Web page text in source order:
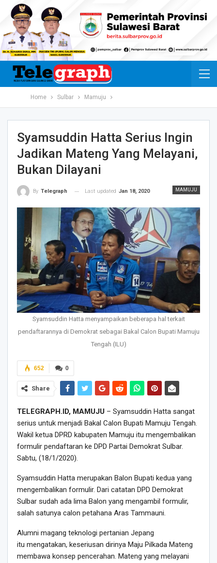
Home Sulbar Mamuju
Syamsuddin Hatta Serius Ingin
Jadikan Mateng Yang Melayani,
Bukan Dilayani
MAMUJU
By Telegraph Last updated Jan 18, 2020
Syamsuddin Hatta menyampaikan beberapa hal terkait
pendaftarannya di Demokrat sebagai Bakal Calon Bupati Mamuju
Tengah (ILU)
0
652
Share
TELEGRAPH.ID, MAMUJU – Syamsuddin Hatta sangat
serius untuk menjadi Bakal Calon Bupati Mamuju Tengah.
Wakil ketua DPRD kabupaten Mamuju itu mengembalikan
formulir pendaftaran ke DPD Partai Demokrat Sulbar.
Sabtu, (18/1/2020).
Syamsuddin Hatta merupakan Balon Bupati kedua yang
mengembalikan formulir. Dari catatan DPD Demokrat
Sulbar sudah ada lima Balon yang mengambil formulir,
salah satunya calon petahana Aras Tammauni.
Alumni magang teknologi pertanian Jepang
itu mengatakan, keseriusan dirinya Maju Pilkada Mateng
membawa konsep pencerahan. Mateng yang melayani